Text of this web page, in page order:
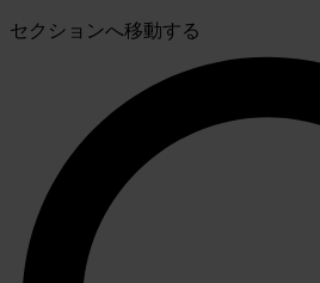
セクションへ移動する